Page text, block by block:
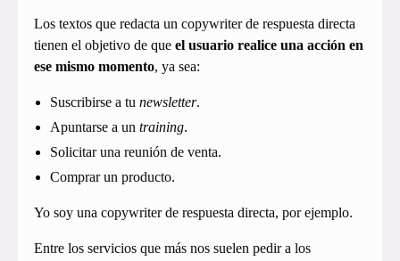
Los textos que redacta un copywriter de respuesta directa
tienen el objetivo de que el usuario realice una acción en
ese mismo momento, ya sea:
Suscribirse a tu newsletter.
Apuntarse a un training.
Solicitar una reunión de venta.
Comprar un producto.
Yo soy una copywriter de respuesta directa, por ejemplo.
Entre los servicios que más nos suelen pedir a los